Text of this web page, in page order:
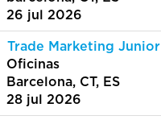
26 jul 2026
Trade Marketing Junior
Oficinas
Barcelona, CT, ES
28 jul 2026